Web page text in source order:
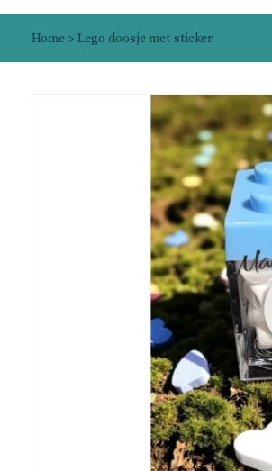
Home > Lego doosje met sticker